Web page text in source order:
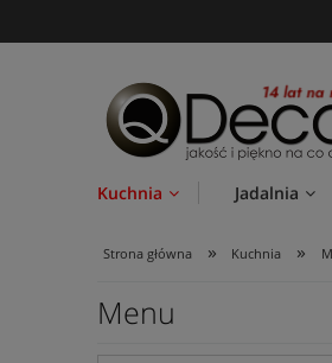
Kuchnia Jadalnia
Strona główna » Kuchnia »
Menu